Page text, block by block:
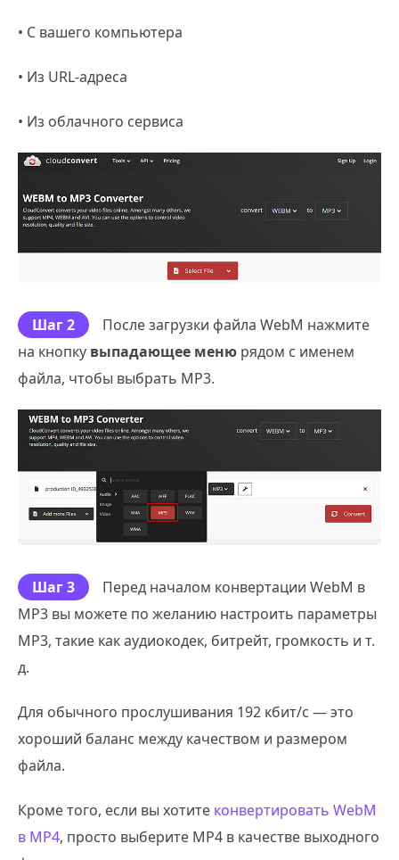
• С вашего компьютера
• Из URL-адреса
• Из облачного сервиса
Шаг 2
После загрузки файла WebM нажмите
на кнопку выпадающее меню рядом с именем
файла, чтобы выбрать MP3.
Шаг 3
Перед началом конвертации WebM в
MP3 вы можете по желанию настроить параметры
MP3, такие как аудиокодек, битрейт, громкость и т.
д.
Для обычного прослушивания 192 кбит/с — это
хороший баланс между качеством и размером
файла.
Кроме того, если вы хотите конвертировать WebM
в MP4, просто выберите MP4 в качестве выходного